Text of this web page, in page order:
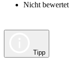
Nicht bewertet
Tipp